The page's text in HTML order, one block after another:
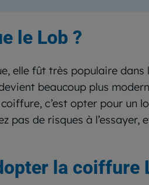
le Lob ?
elle fût très populaire
beaucoup plus
c’est opter pour un
pas de risques à
la coiffure